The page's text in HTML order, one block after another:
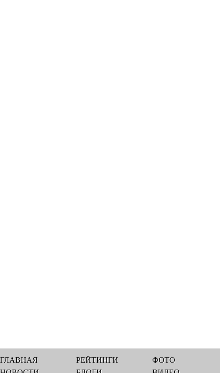
ГЛАВНАЯ
РЕЙТИНГИ
ФОТО